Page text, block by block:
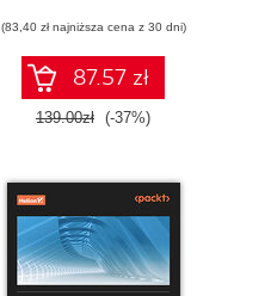
testowanie aplikacji
(83,40 zł najniższa cena z 30 dni)
87.57 zł
139.00zł (-37%)